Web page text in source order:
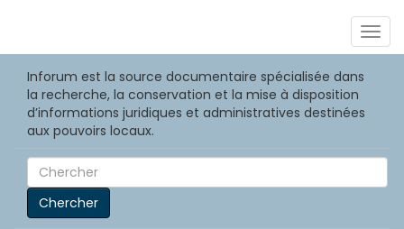
Inforum est la source documentaire spécialisée dans
la recherche, la conservation et la mise à disposition
d’informations juridiques et administratives destinées
aux pouvoirs locaux.
Chercher